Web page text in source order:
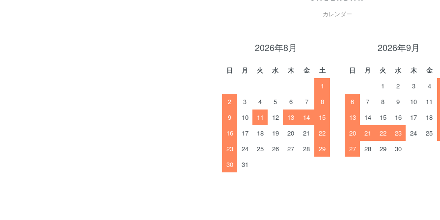
カレンダー
2026年8月
日 月 火 水 木 金
土
1
2
3 4 5 6 7
8
9
10 11 12 13 14
15
16
17 18 19 20 21
22
23
24 25 26 27 28
29
30
31
2026年9月
日 月 火 水 木 金
1
2 3 4
6
7 8 9 10 11
13
14 15 16 17 18
20
21 22 23 24 25
27
28 29 30